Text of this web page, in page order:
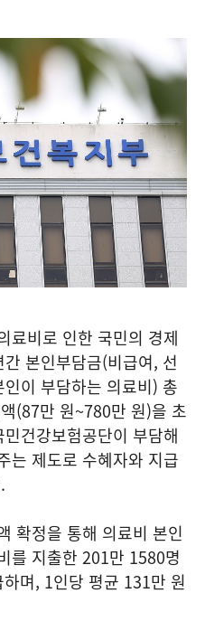
료비로 인한 국민의 경제
본인부담금(비급여, 선
이 부담하는 의료비) 총
(87만 원~780만 원)을 초
건강보험공단이 부담해
는 제도로 수혜자와 지급
확정을 통해 의료비 본인
를 지출한 201만 1580명
며, 1인당 평균 131만 원